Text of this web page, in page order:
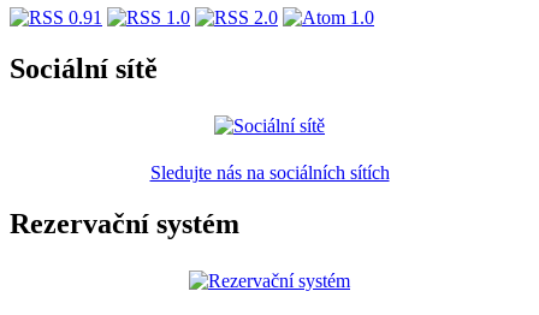
Sociální sítě
Sledujte nás na sociálních sítích
Rezervační systém